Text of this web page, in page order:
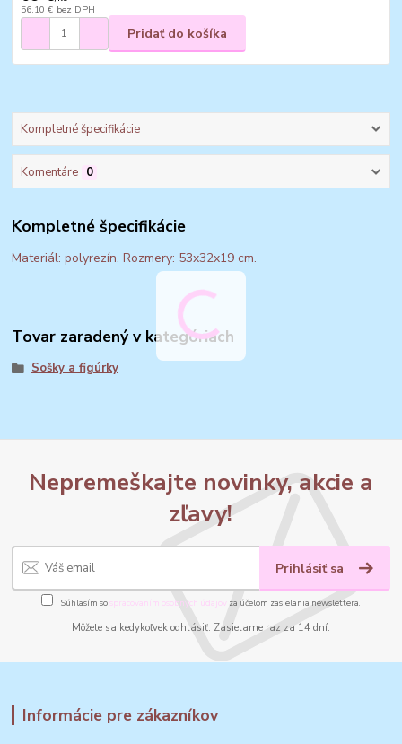
56,10 € bez DPH
Pridať do košíka
Kompletné špecifikácie
Komentáre 0
Kompletné špecifikácie
Materiál: polyrezín. Rozmery: 53x32x19 cm.
Tovar zaradený v kategóriách
Sošky a figúrky
Nepremeškajte novinky, akcie a
zľavy!
Prihlásiť sa
Súhlasím sospracovaním osobných údajov za účelom zasielania newslettera.
Môžete sa kedykoľvek odhlásiť. Zasielame raz za 14 dní.
Informácie pre zákazníkov